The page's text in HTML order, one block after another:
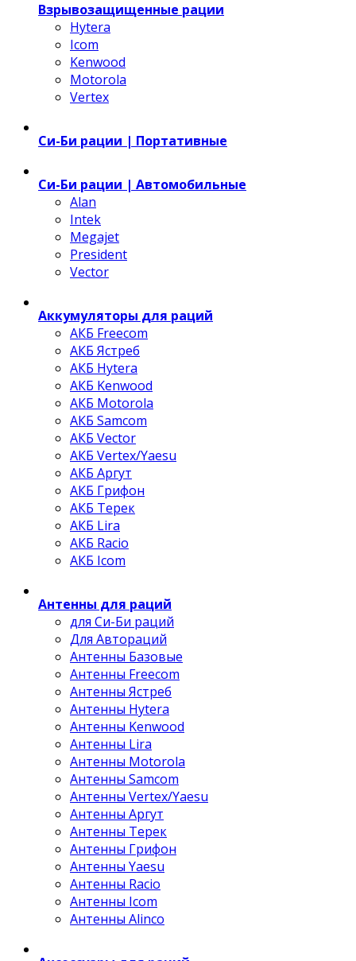
Взрывозащищенные рации
Hytera
Icom
Kenwood
Motorola
Vertex
Си-Би рации | Портативные
Си-Би рации | Автомобильные
Alan
Intek
Megajet
President
Vector
Аккумуляторы для раций
АКБ Freecom
АКБ Ястреб
АКБ Hytera
АКБ Kenwood
АКБ Motorola
АКБ Samcom
АКБ Vector
АКБ Vertex/Yaesu
АКБ Аргут
АКБ Грифон
АКБ Терек
АКБ Lira
АКБ Racio
АКБ Icom
Антенны для раций
для Си-Би раций
Для Автораций
Антенны Базовые
Антенны Freecom
Антенны Ястреб
Антенны Hytera
Антенны Kenwood
Антенны Lira
Антенны Motorola
Антенны Samcom
Антенны Vertex/Yaesu
Антенны Аргут
Антенны Терек
Антенны Грифон
Антенны Yaesu
Антенны Racio
Антенны Icom
Антенны Alinco